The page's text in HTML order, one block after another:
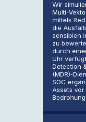
Wir
Multi-
mittels
die
sensiblen
zu
durch
Uhr
Detection
(MDR)-
SOC
Assets vor